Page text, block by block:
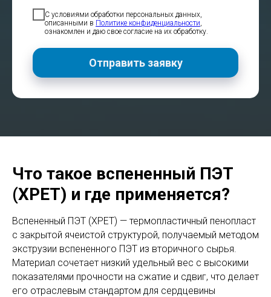
С условиями обработки персональных данных,
описанными в Политике конфиденциальности
ознакомлен и даю свое согласие на их обработку.
Отправить заявку
Что такое вспененный ПЭТ
(XPET) и где применяется?
Вспененный ПЭТ (XPET) — термопластичный пенопласт
с закрытой ячеистой структурой, получаемый методом
экструзии вспененного ПЭТ из вторичного сырья.
Материал сочетает низкий удельный вес с высокими
показателями прочности на сжатие и сдвиг, что делает
его отраслевым стандартом для сердцевины